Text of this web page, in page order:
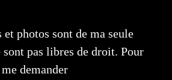
et photos sont de ma seule
pas libres de droit. Pour
demander